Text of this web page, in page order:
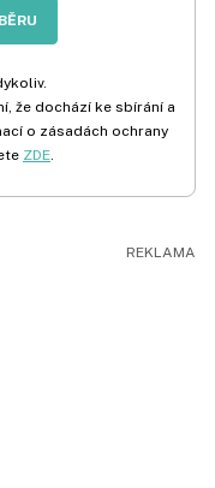
že dochází ke sbírání a
o zásadách ochrany
ZDE.